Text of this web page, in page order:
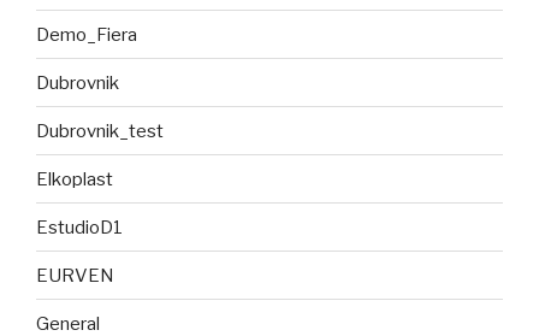
Demo_Fiera
Dubrovnik
Dubrovnik_test
Elkoplast
EstudioD1
EURVEN
General